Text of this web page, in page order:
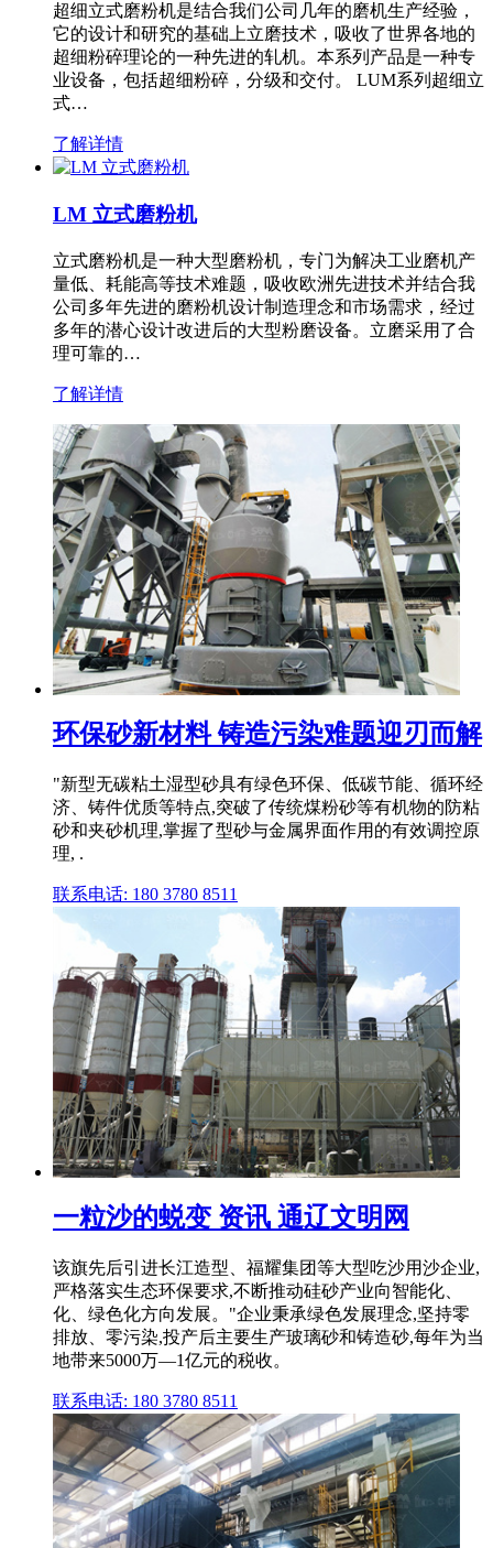
超细立式磨粉机是结合我们公司几年的磨机生产经验，
它的设计和研究的基础上立磨技术，吸收了世界各地的
超细粉碎理论的一种先进的轧机。本系列产品是一种专
业设备，包括超细粉碎，分级和交付。 LUM系列超细立
式…
了解详情
LM 立式磨粉机
立式磨粉机是一种大型磨粉机，专门为解决工业磨机产
量低、耗能高等技术难题，吸收欧洲先进技术并结合我
公司多年先进的磨粉机设计制造理念和市场需求，经过
多年的潜心设计改进后的大型粉磨设备。立磨采用了合
理可靠的…
了解详情
环保砂新材料 铸造污染难题迎刃而解
"新型无碳粘土湿型砂具有绿色环保、低碳节能、循环经
济、铸件优质等特点,突破了传统煤粉砂等有机物的防粘
砂和夹砂机理,掌握了型砂与金属界面作用的有效调控原
理, .
联系电话: 180 3780 8511
一粒沙的蜕变 资讯 通辽文明网
该旗先后引进长江造型、福耀集团等大型吃沙用沙企业,
严格落实生态环保要求,不断推动硅砂产业向智能化、
化、绿色化方向发展。"企业秉承绿色发展理念,坚持零
排放、零污染,投产后主要生产玻璃砂和铸造砂,每年为当
地带来5000万—1亿元的税收。
联系电话: 180 3780 8511